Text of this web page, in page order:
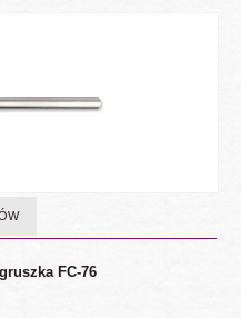
FC-76